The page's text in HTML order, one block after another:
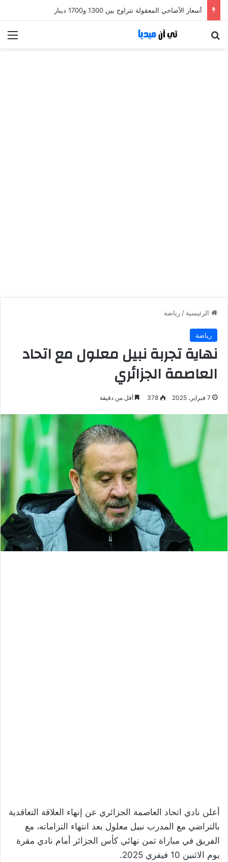
أسعار الأضاحي المعقولة تتراوح بين 1300 و1700 دينار
الرئيسية / رياضة
رياضة
نهاية تجربة نبيل معلول مع اتحاد
العاصمة الجزائري
7 فبراير، 2025 378 أقل من دقيقة
أعلن نادي اتحاد العاصمة الجزائري عن إنهاء العلاقة التعاقدية
بالتراضي مع المدرب نبيل معلول بعد انتهاء التزاماته، مع
الفريق في مباراة ثمن نهائي كأس الجزائر أمام نادي مقرة
يوم الاثنين 10 فيفري 2025.